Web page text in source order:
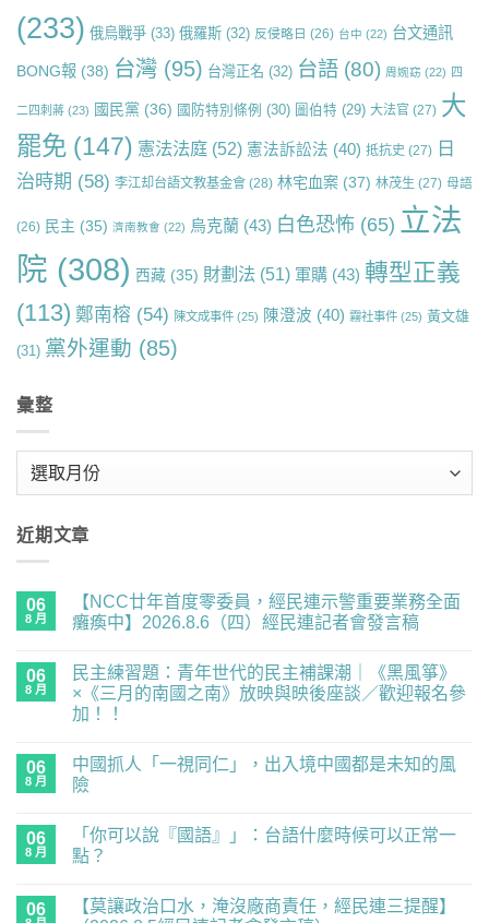
(233) 俄烏戰爭 (33) 俄羅斯 (32) 反侵略日 (26) 台中 (22) 台文通訊
BONG報 (38) 台灣 (95) 台灣正名 (32) 台語 (80) 周婉窈 (22) 四
二四刺蔣 (23) 國民黨 (36) 國防特別條例 (30) 圖伯特 (29) 大法官 (27) 大
罷免 (147) 憲法法庭 (52) 憲法訴訟法 (40) 抵抗史 (27) 日
治時期 (58) 李江却台語文教基金會 (28) 林宅血案 (37) 林茂生 (27) 母語
(26) 民主 (35) 濟南教會 (22) 烏克蘭 (43) 白色恐怖 (65) 立法
院 (308) 西藏 (35) 財劃法 (51) 軍購 (43) 轉型正義
(113) 鄭南榕 (54) 陳文成事件 (25) 陳澄波 (40) 霧社事件 (25) 黃文雄
(31) 黨外運動 (85)
彙整
近期文章
06
8 月
【NCC廿年首度零委員，經民連示警重要業務全面
癱瘓中】2026.8.6（四）經民連記者會發言稿
廿
首
度
員，
經
民
要
留
言
06
8 月
民主練習題：青年世代的民主補課潮｜《黑風箏》
×《三月的南國之南》放映與映後座談／歡迎報名參
加！！
主
練
習
世
代
留
言
06
8 月
中國抓人「一視同仁」，出入境中國都是未知的風
險
抓
人
仁」，
言
06
8 月
「你可以說『國語』」：台語什麼時候可以正常一
點？
06
【莫讓政治口水，淹沒廠商責任，經民連三提醒】